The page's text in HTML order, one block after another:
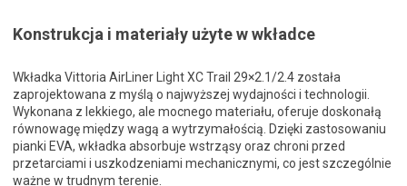
Konstrukcja i materiały użyte w wkładce
Wkładka Vittoria AirLiner Light XC Trail 29×2.1/2.4 została
zaprojektowana z myślą o najwyższej wydajności i technologii.
Wykonana z lekkiego, ale mocnego materiału, oferuje doskonałą
równowagę między wagą a wytrzymałością. Dzięki zastosowaniu
pianki EVA, wkładka absorbuje wstrząsy oraz chroni przed
przetarciami i uszkodzeniami mechanicznymi, co jest szczególnie
ważne w trudnym terenie.